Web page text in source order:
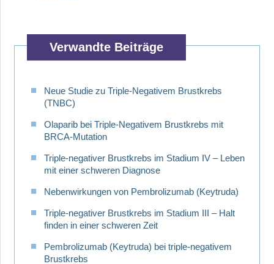
Verwandte Beiträge
Neue Studie zu Triple-Negativem Brustkrebs
(TNBC)
Olaparib bei Triple-Negativem Brustkrebs mit
BRCA-Mutation
Triple-negativer Brustkrebs im Stadium IV – Leben
mit einer schweren Diagnose
Nebenwirkungen von Pembrolizumab (Keytruda)
Triple-negativer Brustkrebs im Stadium III – Halt
finden in einer schweren Zeit
Pembrolizumab (Keytruda) bei triple-negativem
Brustkrebs